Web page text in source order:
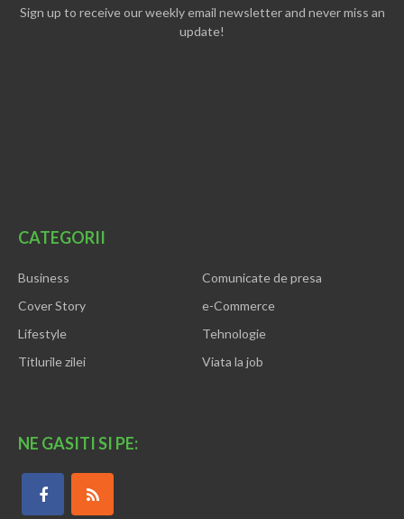
Sign up to receive our weekly email newsletter and never miss an
update!
CATEGORII
Business
Comunicate de presa
Cover Story
e-Commerce
Lifestyle
Tehnologie
Titlurile zilei
Viata la job
NE GASITI SI PE: